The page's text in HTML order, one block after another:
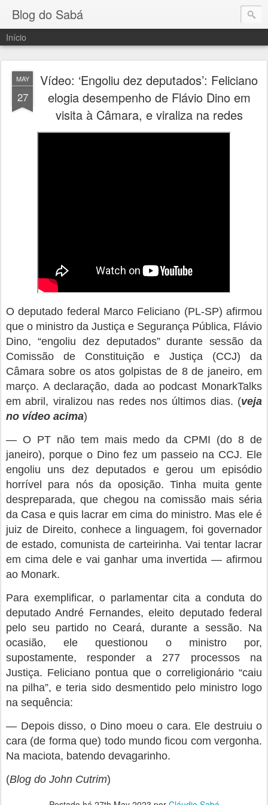
Blog do Sabá
Início
MAY
27
Vídeo: ‘Engoliu dez deputados’: Feliciano
elogia desempenho de Flávio Dino em
visita à Câmara, e viraliza na redes
O deputado federal Marco Feliciano (PL-SP) afirmou
que o ministro da Justiça e Segurança Pública, Flávio
Dino, “engoliu dez deputados” durante sessão da
Comissão de Constituição e Justiça (CCJ) da
Câmara sobre os atos golpistas de 8 de janeiro, em
março. A declaração, dada ao podcast MonarkTalks
em abril, viralizou nas redes nos últimos dias. (veja
no vídeo acima)
— O PT não tem mais medo da CPMI (do 8 de
janeiro), porque o Dino fez um passeio na CCJ. Ele
engoliu uns dez deputados e gerou um episódio
horrível para nós da oposição. Tinha muita gente
despreparada, que chegou na comissão mais séria
da Casa e quis lacrar em cima do ministro. Mas ele é
juiz de Direito, conhece a linguagem, foi governador
de estado, comunista de carteirinha. Vai tentar lacrar
em cima dele e vai ganhar uma invertida — afirmou
ao Monark.
Para exemplificar, o parlamentar cita a conduta do
deputado André Fernandes, eleito deputado federal
pelo seu partido no Ceará, durante a sessão. Na
ocasião, ele questionou o ministro por,
supostamente, responder a 277 processos na
Justiça. Feliciano pontua que o correligionário “caiu
na pilha”, e teria sido desmentido pelo ministro logo
na sequência:
— Depois disso, o Dino moeu o cara. Ele destruiu o
cara (de forma que) todo mundo ficou com vergonha.
Na maciota, batendo devagarinho.
(Blog do John Cutrim)